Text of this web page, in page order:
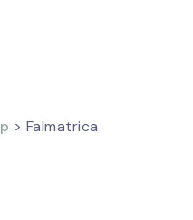
> Falmatrica